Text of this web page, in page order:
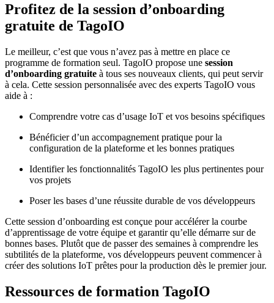
Profitez de la session d’onboarding
gratuite de TagoIO
Le meilleur, c’est que vous n’avez pas à mettre en place ce
programme de formation seul. TagoIO propose une session
d’onboarding gratuite à tous ses nouveaux clients, qui peut servir
à cela. Cette session personnalisée avec des experts TagoIO vous
aide à :
Comprendre votre cas d’usage IoT et vos besoins spécifiques
Bénéficier d’un accompagnement pratique pour la
configuration de la plateforme et les bonnes pratiques
Identifier les fonctionnalités TagoIO les plus pertinentes pour
vos projets
Poser les bases d’une réussite durable de vos développeurs
Cette session d’onboarding est conçue pour accélérer la courbe
d’apprentissage de votre équipe et garantir qu’elle démarre sur de
bonnes bases. Plutôt que de passer des semaines à comprendre les
subtilités de la plateforme, vos développeurs peuvent commencer à
créer des solutions IoT prêtes pour la production dès le premier jour.
Ressources de formation TagoIO